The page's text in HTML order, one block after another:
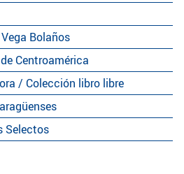
Bolaños
Centroamérica
/ Colección libro libre
Selectos